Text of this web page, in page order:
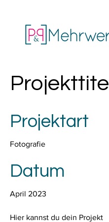
Projekttitel
Projektart
Fotografie
Datum
April 2023
Hier kannst du dein Projekt